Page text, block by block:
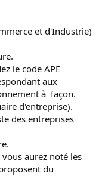
et d'Industrie)
le code APE
aux
à façon.
d'entreprise).
des entreprises
aurez noté les
du